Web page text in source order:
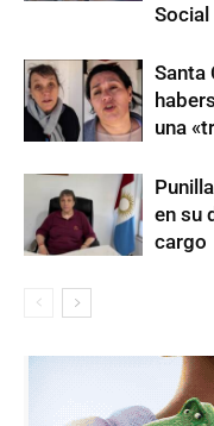
Social
Santa
una
en su
cargo